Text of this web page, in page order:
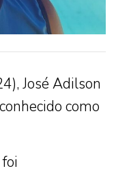
José Adilson
como